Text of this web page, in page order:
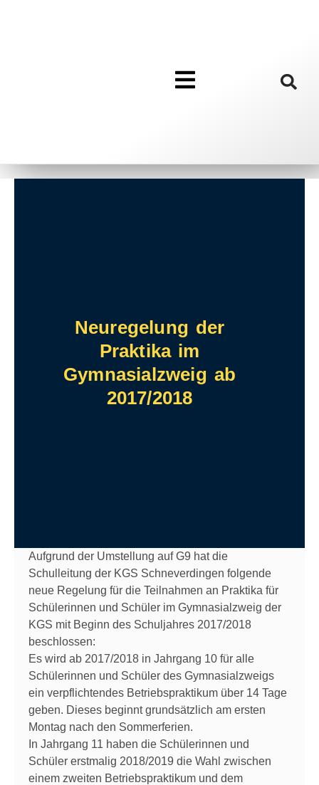
Neuregelung der
Praktika im
Gymnasialzweig ab
2017/2018
Aufgrund der Umstellung auf G9 hat die
Schulleitung der KGS Schneverdingen folgende
neue Regelung für die Teilnahmen an Praktika für
Schülerinnen und Schüler im Gymnasialzweig der
KGS mit Beginn des Schuljahres 2017/2018
beschlossen:
Es wird ab 2017/2018 in Jahrgang 10 für alle
Schülerinnen und Schüler des Gymnasialzweigs
ein verpflichtendes Betriebspraktikum über 14 Tage
geben. Dieses beginnt grundsätzlich am ersten
Montag nach den Sommerferien.
In Jahrgang 11 haben die Schülerinnen und
Schüler erstmalig 2018/2019 die Wahl zwischen
einem zweiten Betriebspraktikum und dem